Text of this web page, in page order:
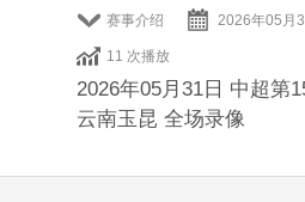
赛事介绍 2026年05月
11 次播放
2026年05月31日 中超第
云南玉昆 全场录像